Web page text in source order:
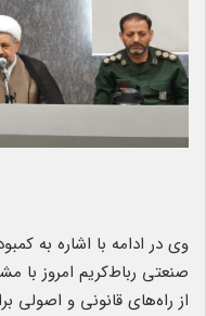
️وی در ادامه با اشاره به
صنعتی رباط‌کریم امروز
از راه‌های قانونی و اصولی